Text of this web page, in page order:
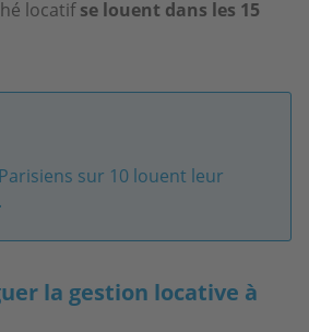
locatifse louent dans les 15
sur 10 louent leur
la gestion locative à